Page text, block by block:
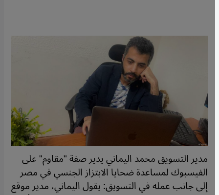
مدير التسويق محمد اليماني يدير صفة "مقاوم" على
الفيسبوك لمساعدة ضحايا الابتزاز الجنسي في مصر
إلى جانب عمله في التسويق: يقول اليماني، مدير موقع